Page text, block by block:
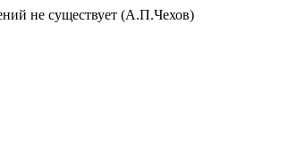
не существует (А.П.Чехов)